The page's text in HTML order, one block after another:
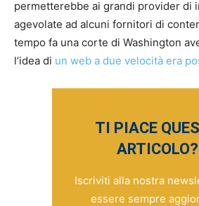
permetterebbe ai grandi provider di
agevolate ad alcuni fornitori di
tempo fa una corte di Washington
l’idea di un web a due velocità era
TI PIACE
ARTICOLO?
Iscriviti alla nostra
essere sempre